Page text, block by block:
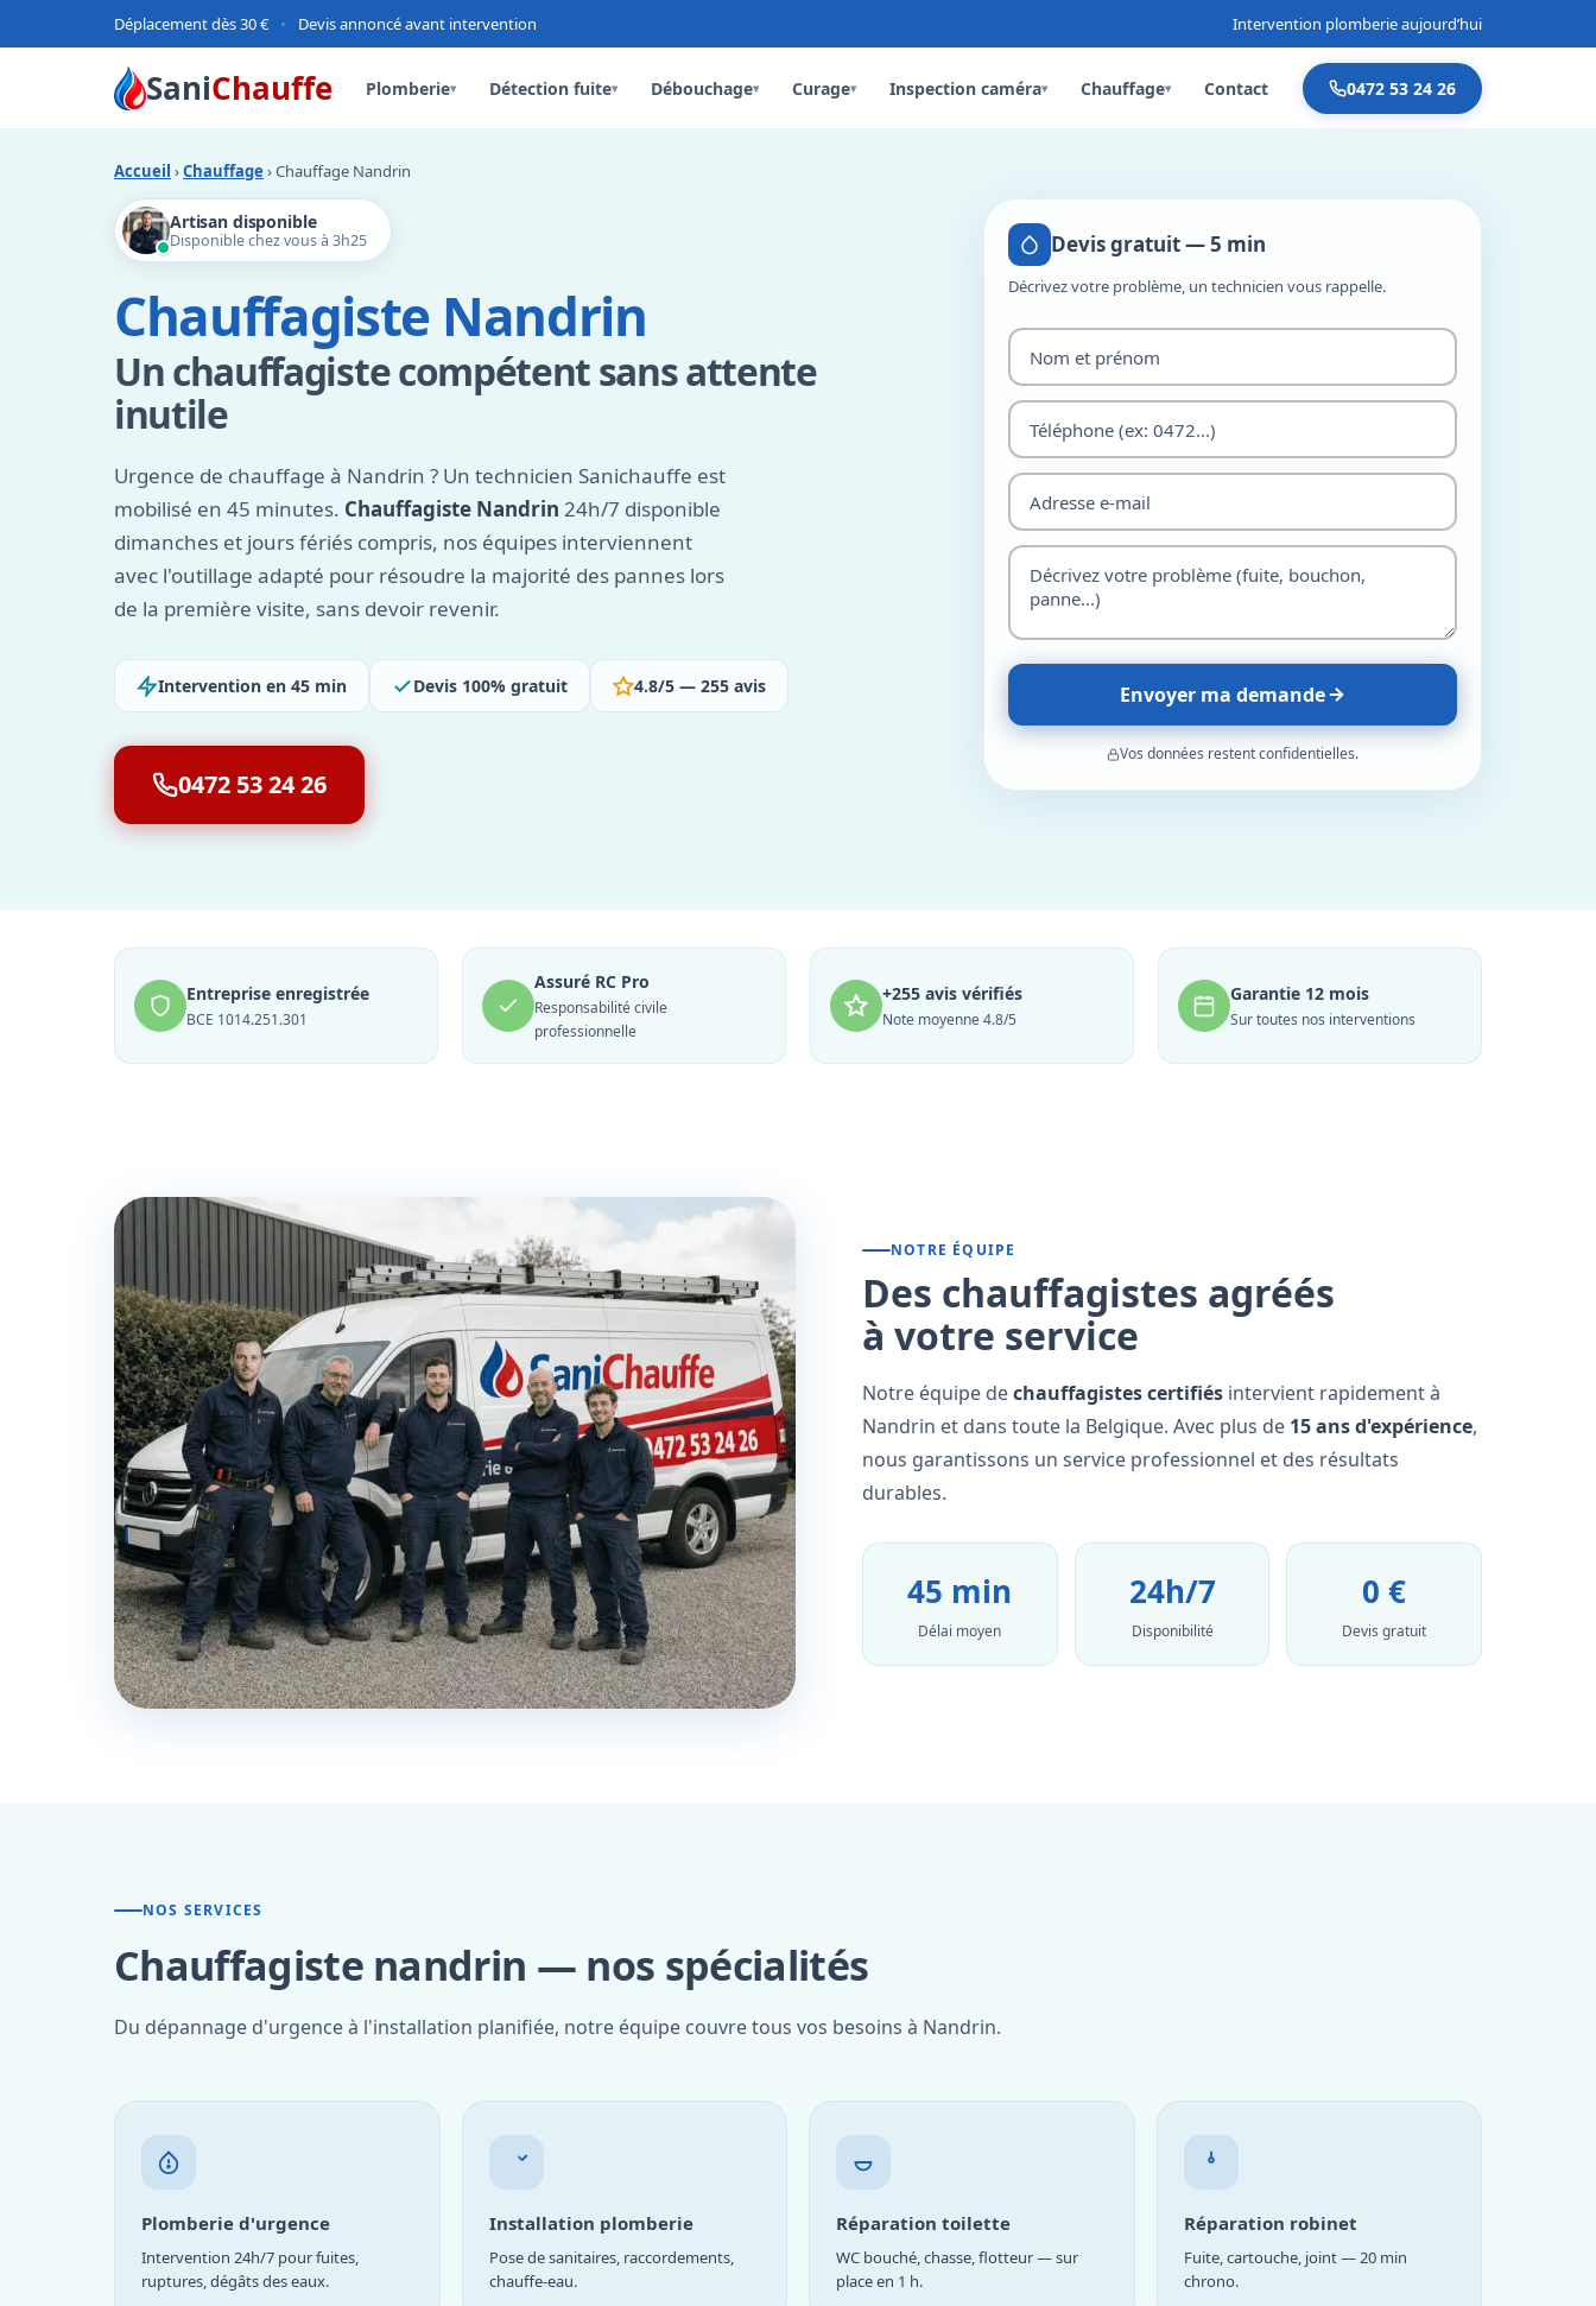
Déplacement dès 30 € • Devis annoncé avant intervention Intervention plomberie aujourd’hui
SaniChauffe Plomberie▾ Détection fuite▾ Débouchage▾ Curage▾ Inspection caméra▾ Chauffage▾ Contact 0472 53 24 26
Accueil ›Chauffage › Chauffage Nandrin
Artisan disponible
Disponible chez vous à 3h25
Chauffagiste Nandrin
Un chauffagiste compétent sans attente
inutile
Urgence de chauffage à Nandrin ? Un technicien Sanichauffe est
mobilisé en 45 minutes. Chauffagiste Nandrin 24h/7 disponible
dimanches et jours fériés compris, nos équipes interviennent
avec l'outillage adapté pour résoudre la majorité des pannes lors
de la première visite, sans devoir revenir.
Intervention en 45 min Devis 100% gratuit 4.8/5 — 255 avis
0472 53 24 26
Devis gratuit — 5 min
Décrivez votre problème, un technicien vous rappelle.
Envoyer ma demande
Vos données restent confidentielles.
Entreprise enregistrée
BCE 1014.251.301
Assuré RC Pro
Responsabilité civile
professionnelle
+255 avis vérifiés
Note moyenne 4.8/5
Garantie 12 mois
Sur toutes nos interventions
NOTRE ÉQUIPE
Des chauffagistes agréés
à votre service
Notre équipe dechauffagistes certifiés intervient rapidement à
Nandrin et dans toute la Belgique. Avec plus de 15 ans d'expérience,
nous garantissons un service professionnel et des résultats
durables.
45 min
Délai moyen
24h/7
Disponibilité
0 €
Devis gratuit
NOS SERVICES
Chauffagiste nandrin — nos spécialités
Du dépannage d'urgence à l'installation planifiée, notre équipe couvre tous vos besoins à Nandrin.
Plomberie d'urgence
Intervention 24h/7 pour fuites,
ruptures, dégâts des eaux.
Installation plomberie
Pose de sanitaires, raccordements,
chauffe-eau.
Réparation toilette
WC bouché, chasse, flotteur — sur
place en 1 h.
Réparation robinet
Fuite, cartouche, joint — 20 min
chrono.